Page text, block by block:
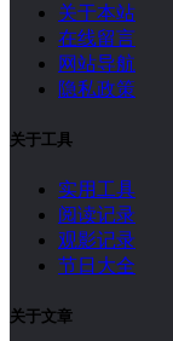
关于本站
在线留言
网站导航
隐私政策
关于工具
实用工具
阅读记录
观影记录
节日大全
关于文章